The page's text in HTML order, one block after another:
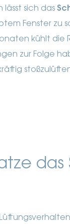
sich das
Fenster zu
kühlt die
zur Folge
das